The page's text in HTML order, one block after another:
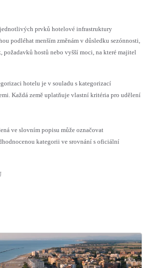
prvků hotelové infrastruktury
podléhat menším změnám v důsledku sezónnosti,
požadavků hostů nebo vyšší moci, na které majitel
hotelu je v souladu s kategorizací
Každá země uplatňuje vlastní kritéria pro udělení
ve slovním popisu může označovat
kategorii ve srovnání s oficiální